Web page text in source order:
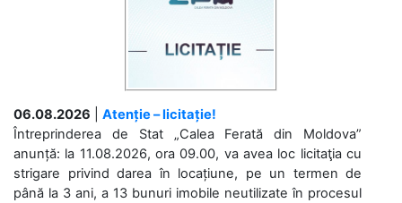
06.08.2026
Atenție – licitație!
Întreprinderea de Stat „Calea Ferată din Moldova”
anunță: la 11.08.2026, ora 09.00, va avea loc licitaţia cu
strigare privind darea în locațiune, pe un termen de
până la 3 ani, a 13 bunuri imobile neutilizate în procesul